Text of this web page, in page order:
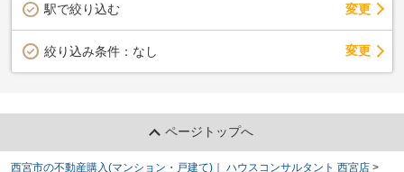
駅で絞り込む 変更
絞り込み条件： なし 変更
ページトップへ
西宮市の不動産購入(マンション・戸建て)｜ ハウスコンサルタント 西宮店 >